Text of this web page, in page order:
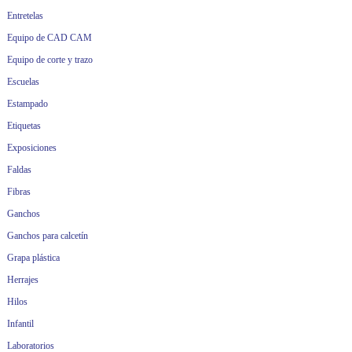
Entretelas
Equipo de CAD CAM
Equipo de corte y trazo
Escuelas
Estampado
Etiquetas
Exposiciones
Faldas
Fibras
Ganchos
Ganchos para calcetín
Grapa plástica
Herrajes
Hilos
Infantil
Laboratorios